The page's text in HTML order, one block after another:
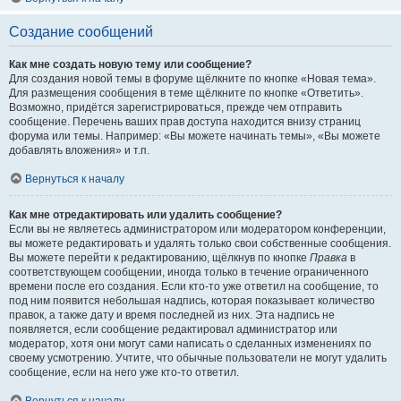
Создание сообщений
Как мне создать новую тему или сообщение?
Для создания новой темы в форуме щёлкните по кнопке «Новая тема».
Для размещения сообщения в теме щёлкните по кнопке «Ответить».
Возможно, придётся зарегистрироваться, прежде чем отправить
сообщение. Перечень ваших прав доступа находится внизу страниц
форума или темы. Например: «Вы можете начинать темы», «Вы можете
добавлять вложения» и т.п.
Вернуться к началу
Как мне отредактировать или удалить сообщение?
Если вы не являетесь администратором или модератором конференции,
вы можете редактировать и удалять только свои собственные сообщения.
Вы можете перейти к редактированию, щёлкнув по кнопке Правка в
соответствующем сообщении, иногда только в течение ограниченного
времени после его создания. Если кто-то уже ответил на сообщение, то
под ним появится небольшая надпись, которая показывает количество
правок, а также дату и время последней из них. Эта надпись не
появляется, если сообщение редактировал администратор или
модератор, хотя они могут сами написать о сделанных изменениях по
своему усмотрению. Учтите, что обычные пользователи не могут удалить
сообщение, если на него уже кто-то ответил.